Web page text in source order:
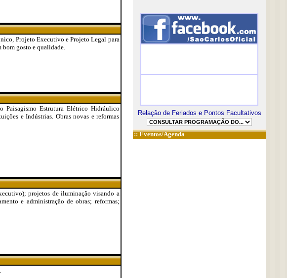
Projeto Executivo e Projeto Legal para
bom gosto e qualidade.
Paisagismo Estrutura Elétrico Hidráulico
e Indústrias. Obras novas e reformas
projetos de iluminação visando a
e administração de obras; reformas;
Relação de Feriados e Pontos Facultativos
::Eventos/Agenda